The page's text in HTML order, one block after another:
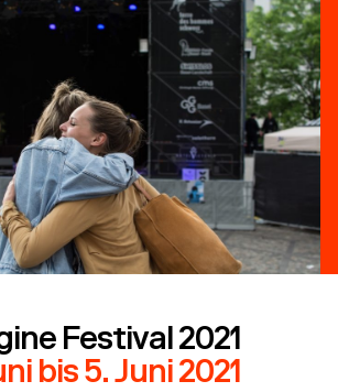
Festival 2021
bis 5. Juni 2021